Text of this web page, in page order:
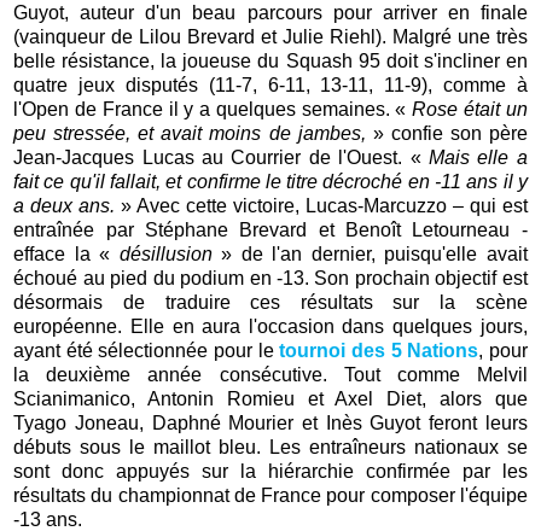
Guyot, auteur d'un beau parcours pour arriver en finale
(vainqueur de Lilou Brevard et Julie Riehl). Malgré une très
belle résistance, la joueuse du Squash 95 doit s'incliner en
quatre jeux disputés (11-7, 6-11, 13-11, 11-9), comme à
l'Open de France il y a quelques semaines. «Rose était un
peu stressée, et avait moins de jambes, » confie son père
Jean-Jacques Lucas au Courrier de l'Ouest. «Mais elle a
fait ce qu'il fallait, et confirme le titre décroché en -11 ans il y
a deux ans.» Avec cette victoire, Lucas-Marcuzzo – qui est
entraînée par Stéphane Brevard et Benoît Letourneau -
efface la « désillusion» de l'an dernier, puisqu'elle avait
échoué au pied du podium en -13. Son prochain objectif est
désormais de traduire ces résultats sur la scène
européenne. Elle en aura l'occasion dans quelques jours,
ayant été sélectionnée pour letournoi des 5 Nations, pour
la deuxième année consécutive. Tout comme Melvil
Scianimanico, Antonin Romieu et Axel Diet, alors que
Tyago Joneau, Daphné Mourier et Inès Guyot feront leurs
débuts sous le maillot bleu. Les entraîneurs nationaux se
sont donc appuyés sur la hiérarchie confirmée par les
résultats du championnat de France pour composer l'équipe
-13 ans.